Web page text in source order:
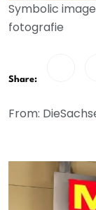
Symbolic
fotografie
Share:
From: